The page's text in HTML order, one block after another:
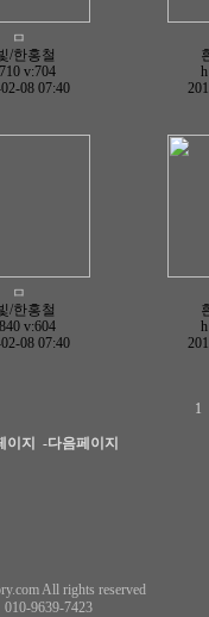
ㅁ
/한홍철
v:704
08 07:40
ㅁ
/한홍철
v:604
08 07:40
1
이지 -다음페이지
All rights reserved
010-9639-7423